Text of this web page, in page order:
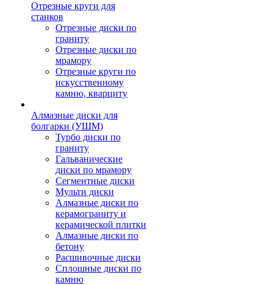
Отрезные круги для
станков
Отрезные диски по
граниту
Отрезные диски по
мрамору
Отрезные круги по
искусственному
камню, кварциту
Алмазные диски для
болгарки (УШМ)
Турбо диски по
граниту
Гальванические
диски по мрамору
Сегментные диски
Мульти диски
Алмазные диски по
керамограниту и
керамической плитки
Алмазные диски по
бетону
Расшивочные диски
Сплошные диски по
камню